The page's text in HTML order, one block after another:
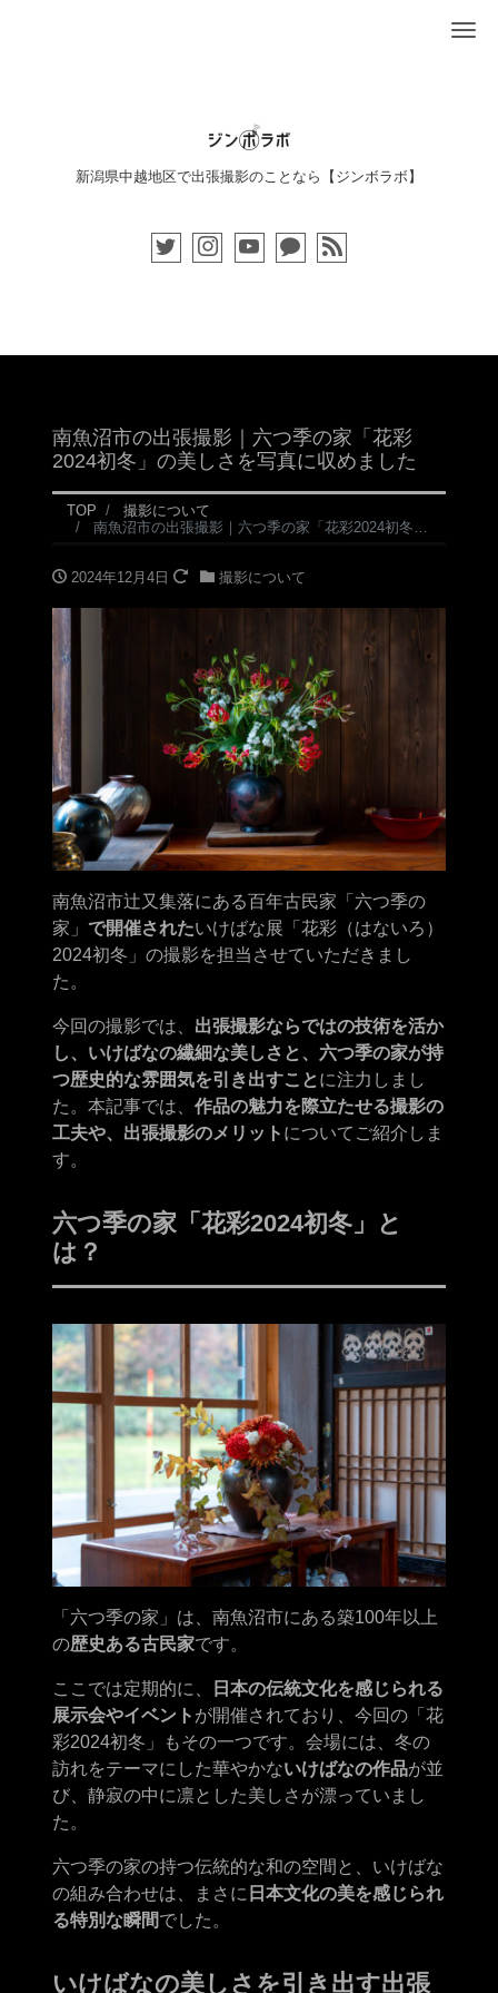
新潟県中越地区で出張撮影のことなら【ジンボラボ】
南魚沼市の出張撮影｜六つ季の家「花彩
2024初冬」の美しさを写真に収めました
TOP
撮影について
南魚沼市の出張撮影｜六つ季の家「花彩2024初冬」の美しさを写真に収めました
2024年12月4日 撮影について
南魚沼市辻又集落にある百年古民家「六つ季の
家」 で開催されたいけばな展「花彩（はないろ）
2024初冬」の撮影を担当させていただきまし
た。
今回の撮影では、 出張撮影ならではの技術を活か
し、いけばなの繊細な美しさと、六つ季の家が持
つ歴史的な雰囲気を引き出すことに注力しまし
た。本記事では、 作品の魅力を際立たせる撮影の
工夫や、出張撮影のメリット についてご紹介しま
す。
六つ季の家「花彩2024初冬」と
は？
「六つ季の家」は、南魚沼市にある築100年以上
の歴史ある古民家です。
ここでは定期的に、
日本の伝統文化を感じられる
展示会やイベント が開催されており、今回の「花
彩2024初冬」もその一つです。会場には、冬の
訪れをテーマにした華やかないけばなの作品が並
び、静寂の中に凛とした美しさが漂っていまし
た。
六つ季の家の持つ伝統的な和の空間と、いけばな
の組み合わせは、まさに 日本文化の美を感じられ
る特別な瞬間でした。
いけばなの美しさを引き出す出張